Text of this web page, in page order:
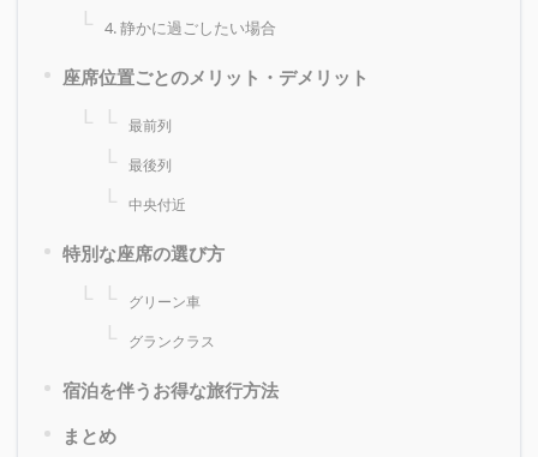
4. 静かに過ごしたい場合
座席位置ごとのメリット・デメリット
最前列
最後列
中央付近
特別な座席の選び方
グリーン車
グランクラス
宿泊を伴うお得な旅行方法
まとめ